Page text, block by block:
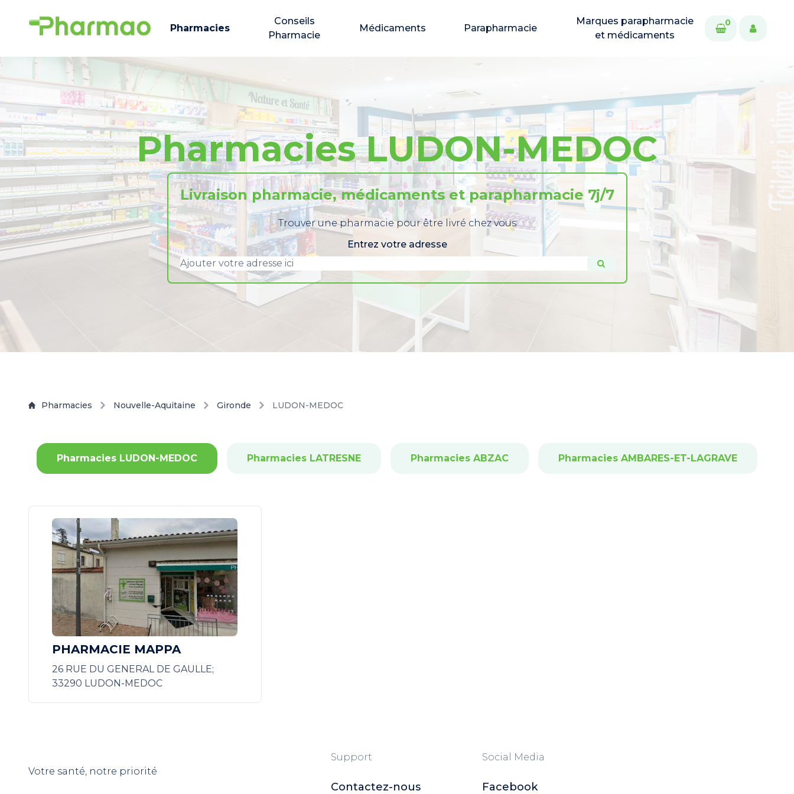
Pharmacies
Conseils
Pharmacie
Médicaments Parapharmacie
Marques parapharmacie
et médicaments
0
Pharmacies LUDON-MEDOC
Livraison pharmacie, médicaments et parapharmacie 7j/7
Trouver une pharmacie pour être livré chez vous
Entrez votre adresse
Pharmacies Nouvelle-Aquitaine Gironde LUDON-MEDOC
Pharmacies LUDON-MEDOC Pharmacies LATRESNE Pharmacies ABZAC Pharmacies AMBARES-ET-LAGRAVE
PHARMACIE MAPPA
26 RUE DU GENERAL DE GAULLE;
33290 LUDON-MEDOC
Votre santé, notre priorité
Support
Contactez-nous
Social Media
Facebook